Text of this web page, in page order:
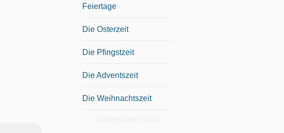
Feiertage
Die Osterzeit
Die Pfingstzeit
Die Adventszeit
Die Weihnachtszeit